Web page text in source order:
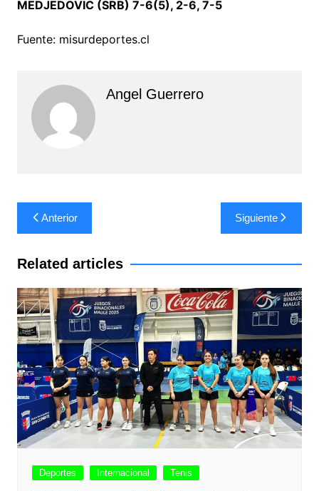
MEDJEDOVIC (SRB) 7-6(5), 2-6, 7-5
Fuente: misurdeportes.cl
Angel Guerrero
Navegación
de
entradas
Anterior Siguiente
Related articles
Deportes Internacional Tenis